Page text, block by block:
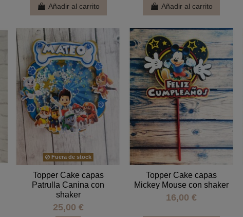
Añadir al carrito Añadir al carrito
Fuera de stock
Topper Cake capas
Patrulla Canina con
shaker
25,00 €
Topper Cake capas
Mickey Mouse con shaker
16,00 €